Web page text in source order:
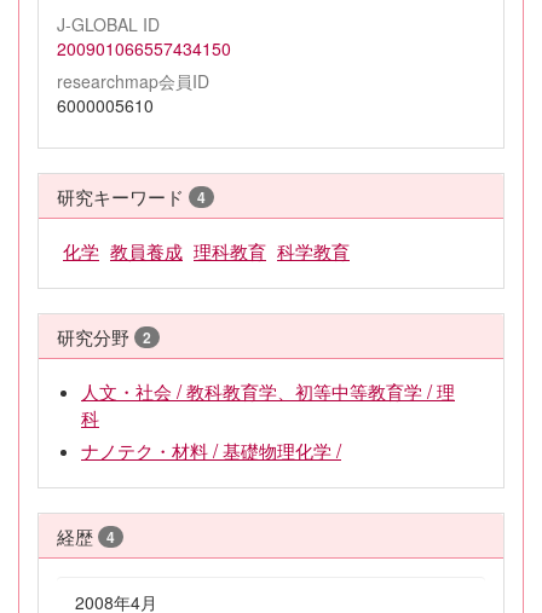
J-GLOBAL ID
200901066557434150
researchmap会員ID
6000005610
研究キーワード 4
化学 教員養成 理科教育 科学教育
研究分野 2
人文・社会 / 教科教育学、初等中等教育学 / 理
科
ナノテク・材料 / 基礎物理化学 /
経歴 4
2008年4月